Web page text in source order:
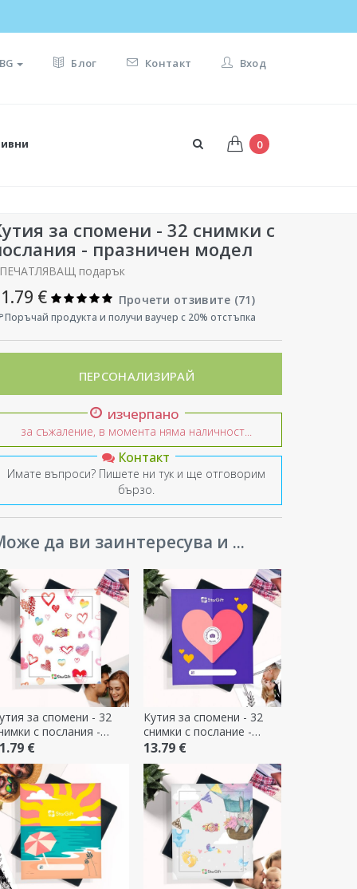
Блог Контакт Вход
0
за спомени - 32 снимки с
- празничен модел
подарък
€ Прочети отзивите (71)
Поръчай продукта и получи ваучер с 20% отстъпка
ПЕРСОНАЛИЗИРАЙ
изчерпано
за съжаление, в момента няма наличност...
Контакт
Имате въпроси? Пишете ни тук и ще отговорим
бързо.
да ви заинтересува и ...
за спомени - 32
с послания -
със сърце
€
Кутия за спомени - 32
снимки с послание -
премиум модел „Любов“
13.79 €